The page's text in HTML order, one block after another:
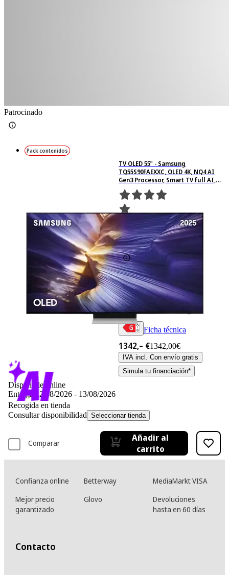
Patrocinado
Pack contenidos
Ficha técnica
TV OLED 55" - Samsung
TQ55S90FAEXXC, OLED 4K, NQ4 AI
Gen3 Processor, Smart TV full AI,
Wifi, Negro grafito
1360Basado en 1360
valoraciones
1342,– €1342,00€
IVA incl. Con envío gratis
Simula tu financiación*
Disponible online
Entrega 12/08/2026 - 13/08/2026
Recogida en tienda
Consultar disponibilidad Seleccionar tienda
Comparar
Añadir al
carrito
Confianza online Betterway
MediaMarkt VISA
Mejor precio
garantizado
Glovo
Devoluciones
hasta en 60 días
Contacto